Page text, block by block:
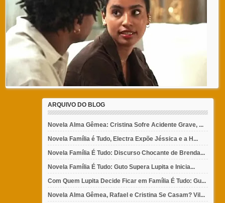
ARQUIVO DO BLOG
Novela Alma Gêmea: Cristina Sofre Acidente Grave, ...
Novela Família é Tudo, Electra Expõe Jéssica e a H...
Novela Família É Tudo: Discurso Chocante de Brenda...
Novela Família É Tudo: Guto Supera Lupita e Inicia...
Com Quem Lupita Decide Ficar em Família É Tudo: Gu...
Novela Alma Gêmea, Rafael e Cristina Se Casam? Vil...